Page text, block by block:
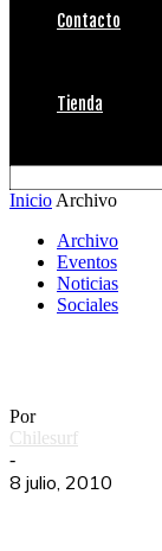
Contacto
Tienda
Inicio Archivo
Archivo
Eventos
Noticias
Sociales
Por
Chilesurf
-
8 julio, 2010